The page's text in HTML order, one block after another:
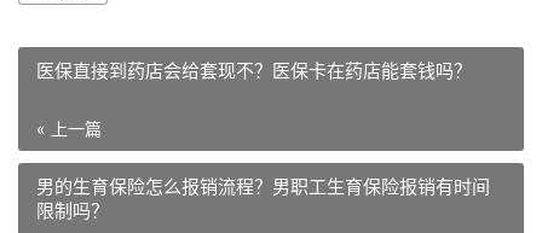
医保直接到药店会给套现不？医保卡在药店能套钱吗？
« 上一篇
男的生育保险怎么报销流程？男职工生育保险报销有时间
限制吗？